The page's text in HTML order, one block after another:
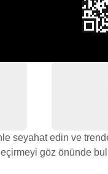
seyahat edin ve
göz önünde